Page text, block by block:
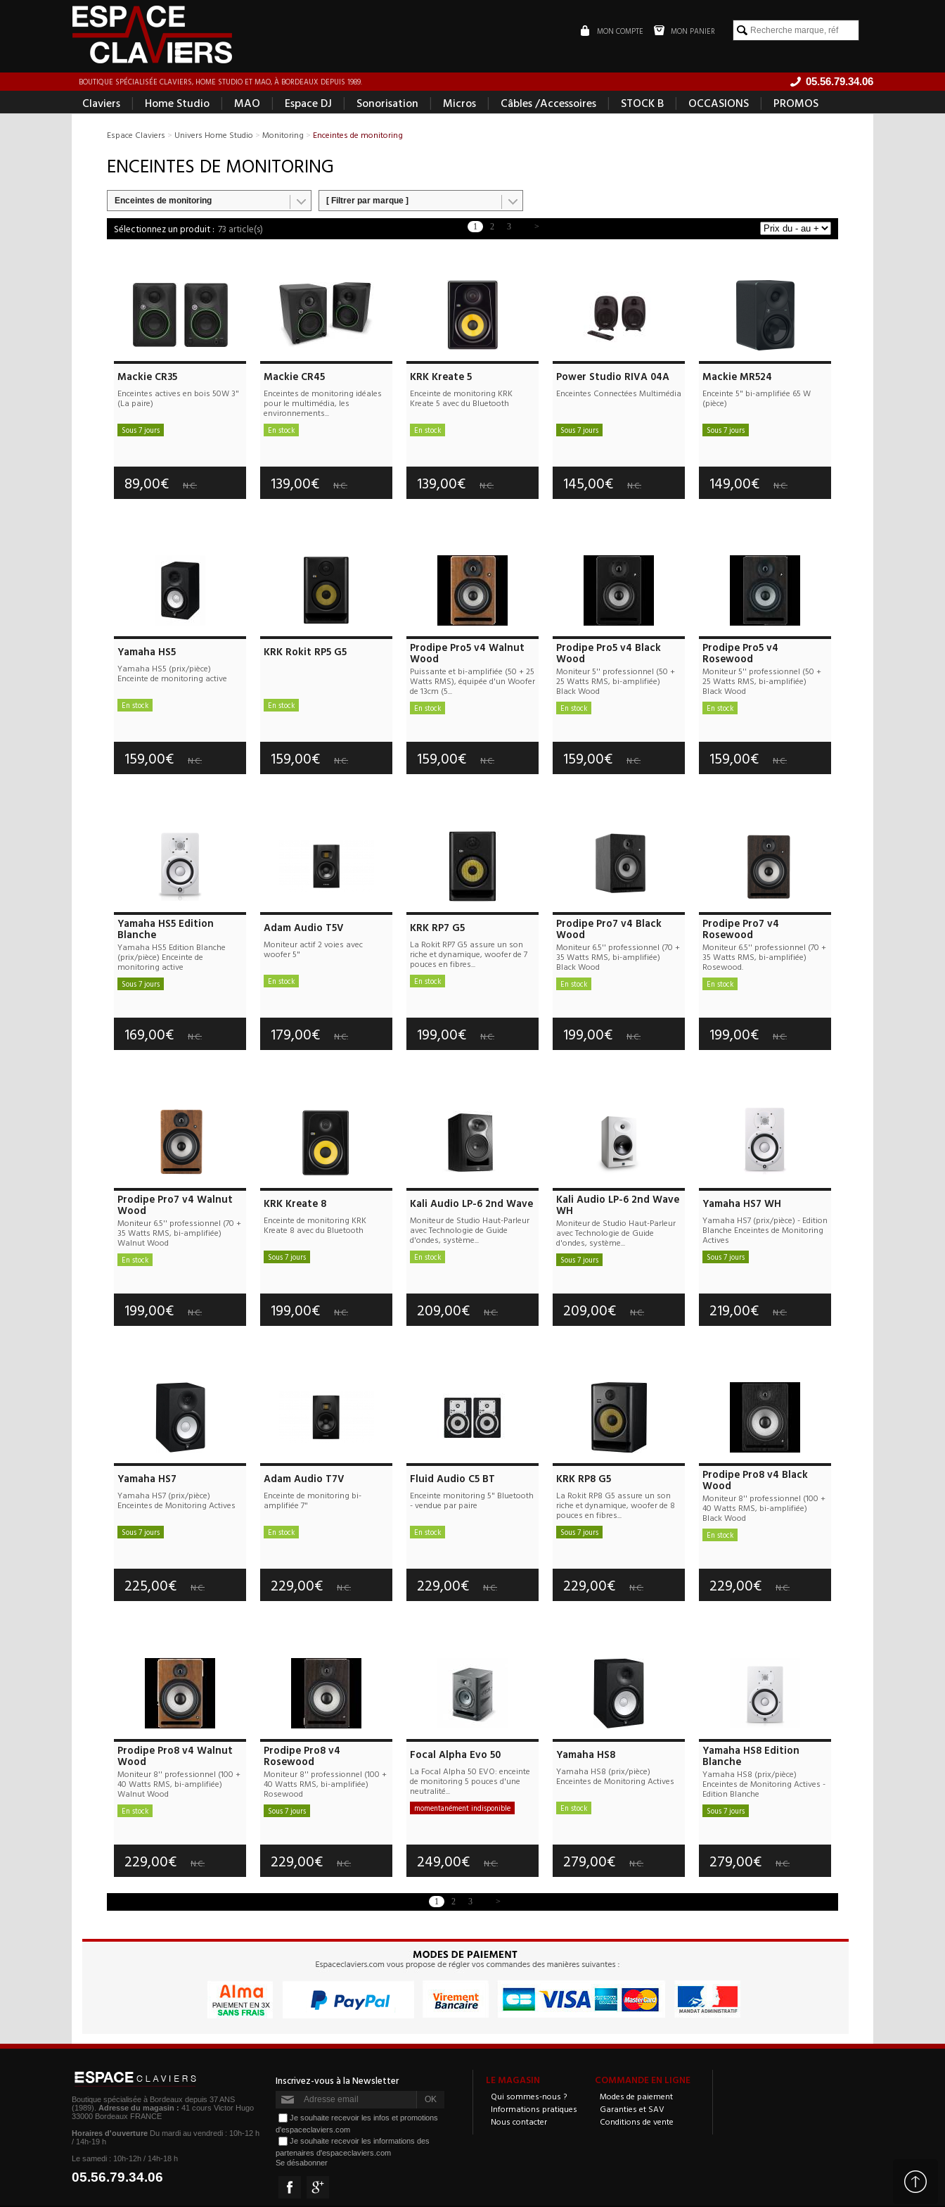
MON PANIER
MON COMPTE
05.56.79.34.06
BOUTIQUE SPÉCIALISÉE CLAVIERS, HOME STUDIO ET MAO, À BORDEAUX DEPUIS 1989.
Claviers | Home Studio | MAO | Espace DJ | Sonorisation | Micros | Câbles /Accessoires | STOCK B | OCCASIONS | PROMOS
Espace Claviers > Univers Home Studio > Monitoring > Enceintes de monitoring
ENCEINTES DE MONITORING
Enceintes de monitoring [ Filtrer par marque ]
73 article(s) 1 2 3 >
Mackie CR35
Enceintes actives en bois 50W 3"
(La paire)
Sous 7 jours
Garantie :2 an(s)
89,00€ N.C.
Mackie CR45
Enceintes de monitoring idéales
pour le multimédia, les
environnements...
En stock
Garantie :2 an(s)
139,00€ N.C.
KRK Kreate 5
Enceinte de monitoring KRK
Kreate 5 avec du Bluetooth
En stock
Garantie :3 an(s)
139,00€ N.C.
Power Studio RIVA 04A
Enceintes Connectées Multimédia
Sous 7 jours
Garantie :2 an(s)
145,00€ N.C.
Mackie MR524
Enceinte 5" bi-amplifiée 65 W
(pièce)
Sous 7 jours
Garantie :2 an(s)
149,00€ N.C.
Yamaha HS5
Yamaha HS5 (prix/pièce)
Enceinte de monitoring active
En stock
Garantie :3 an(s)
159,00€ N.C.
KRK Rokit RP5 G5
En stock
Garantie :3 an(s)
159,00€ N.C.
Prodipe Pro5 v4 Walnut
Wood
Puissante et bi-amplifiée (50 + 25
Watts RMS), équipée d'un Woofer
de 13cm (5...
En stock
159,00€ N.C.
Prodipe Pro5 v4 Black
Wood
Moniteur 5'' professionnel (50 +
25 Watts RMS, bi-amplifiée)
Black Wood
En stock
159,00€ N.C.
Prodipe Pro5 v4
Rosewood
Moniteur 5'' professionnel (50 +
25 Watts RMS, bi-amplifiée)
Black Wood
En stock
159,00€ N.C.
Yamaha HS5 Edition
Blanche
Yamaha HS5 Edition Blanche
(prix/pièce) Enceinte de
monitoring active
Sous 7 jours
Garantie :3 an(s)
169,00€ N.C.
Adam Audio T5V
Moniteur actif 2 voies avec
woofer 5"
En stock
Garantie :5 an(s)
179,00€ N.C.
KRK RP7 G5
La Rokit RP7 G5 assure un son
riche et dynamique, woofer de 7
pouces en fibres...
En stock
Garantie :3 an(s)
199,00€ N.C.
Prodipe Pro7 v4 Black
Wood
Moniteur 6.5'' professionnel (70 +
35 Watts RMS, bi-amplifiée)
Black Wood
En stock
Garantie :2 an(s)
199,00€ N.C.
Prodipe Pro7 v4
Rosewood
Moniteur 6.5'' professionnel (70 +
35 Watts RMS, bi-amplifiée)
Rosewood.
En stock
Garantie :2 an(s)
199,00€ N.C.
Prodipe Pro7 v4 Walnut
Wood
Moniteur 6.5'' professionnel (70 +
35 Watts RMS, bi-amplifiée)
Walnut Wood
En stock
Garantie :2 an(s)
199,00€ N.C.
KRK Kreate 8
Enceinte de monitoring KRK
Kreate 8 avec du Bluetooth
Sous 7 jours
Garantie :3 an(s)
199,00€ N.C.
Kali Audio LP-6 2nd Wave
Moniteur de Studio Haut-Parleur
avec Technologie de Guide
d'ondes, système...
En stock
Garantie :3 an(s)
209,00€ N.C.
Kali Audio LP-6 2nd Wave
WH
Moniteur de Studio Haut-Parleur
avec Technologie de Guide
d'ondes, système...
Sous 7 jours
Garantie :3 an(s)
209,00€ N.C.
Yamaha HS7 WH
Yamaha HS7 (prix/pièce) - Edition
Blanche Enceintes de Monitoring
Actives
Sous 7 jours
Garantie :3 an(s)
219,00€ N.C.
Yamaha HS7
Yamaha HS7 (prix/pièce)
Enceintes de Monitoring Actives
Sous 7 jours
Garantie :3 an(s)
225,00€ N.C.
Adam Audio T7V
Enceinte de monitoring bi-
amplifiée 7"
En stock
Garantie :5 an(s)
229,00€ N.C.
Fluid Audio C5 BT
Enceinte monitoring 5" Bluetooth
- vendue par paire
En stock
Garantie :2 an(s)
229,00€ N.C.
KRK RP8 G5
La Rokit RP8 G5 assure un son
riche et dynamique, woofer de 8
pouces en fibres...
Sous 7 jours
Garantie :3 an(s)
229,00€ N.C.
Prodipe Pro8 v4 Black
Wood
Moniteur 8'' professionnel (100 +
40 Watts RMS, bi-amplifiée)
Black Wood
En stock
Garantie :2 an(s)
229,00€ N.C.
Prodipe Pro8 v4 Walnut
Wood
Moniteur 8'' professionnel (100 +
40 Watts RMS, bi-amplifiée)
Walnut Wood
En stock
Garantie :2 an(s)
229,00€ N.C.
Prodipe Pro8 v4
Rosewood
Moniteur 8'' professionnel (100 +
40 Watts RMS, bi-amplifiée)
Rosewood
Sous 7 jours
Garantie :2 an(s)
229,00€ N.C.
Focal Alpha Evo 50
La Focal Alpha 50 EVO: enceinte
de monitoring 5 pouces d'une
neutralité...
momentanément indisponible
Garantie :3 an(s)
249,00€ N.C.
Yamaha HS8
Yamaha HS8 (prix/pièce)
Enceintes de Monitoring Actives
En stock
Garantie :3 an(s)
279,00€ N.C.
Yamaha HS8 Edition
Blanche
Yamaha HS8 (prix/pièce)
Enceintes de Monitoring Actives -
Edition Blanche
Sous 7 jours
Garantie :3 an(s)
279,00€ N.C.
1 2 3 >
LE MAGASIN
Qui sommes-nous ?
Informations pratiques
Nous contacter
COMMANDE EN LIGNE
Modes de paiement
Garanties et SAV
Conditions de vente
Boutique spécialisée à Bordeaux depuis 37 ANS
(1989). Adresse du magasin : 41 cours Victor Hugo
33000 Bordeaux FRANCE
Horaires d'ouverture Du mardi au vendredi : 10h-12 h
/ 14h-19 h
Le samedi : 10h-12h / 14h-18 h
05.56.79.34.06
Je souhaite recevoir les infos et promotions
d'espaceclaviers.com
Je souhaite recevoir les informations des
partenaires d'espaceclaviers.com
Se désabonner